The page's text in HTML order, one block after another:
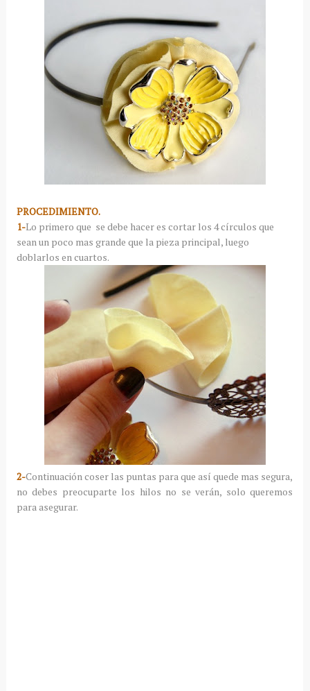
PROCEDIMIENTO.
1-Lo primero que se debe hacer es cortar los 4 círculos que
sean un poco mas grande que la pieza principal, luego
doblarlos en cuartos.
2-Continuación coser las puntas para que así quede mas segura,
no debes preocuparte los hilos no se verán, solo queremos
para asegurar.